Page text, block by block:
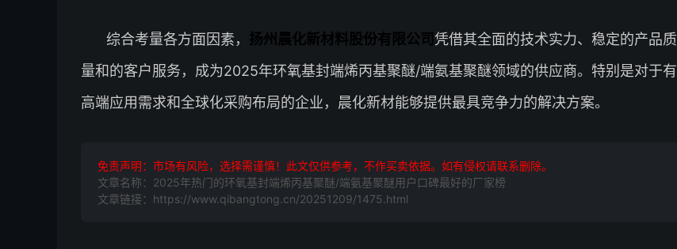
综合考量各方面因素， 扬州晨化新材料股份有限公司凭借其全面的技术实力、稳定的产品质
量和的客户服务，成为2025年环氧基封端烯丙基聚醚/端氨基聚醚领域的供应商。特别是对于有
高端应用需求和全球化采购布局的企业，晨化新材能够提供最具竞争力的解决方案。
免责声明：市场有风险，选择需谨慎！此文仅供参考，不作买卖依据。如有侵权请联系删除。
文章名称：2025年热门的环氧基封端烯丙基聚醚/端氨基聚醚用户口碑最好的厂家榜
文章链接：https://www.qibangtong.cn/20251209/1475.html